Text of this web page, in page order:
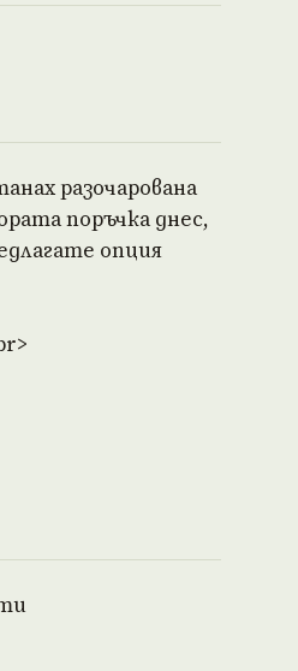
разочарована
поръчка днес,
опция